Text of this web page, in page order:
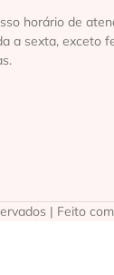
horário de
a sexta, exceto
| Feito